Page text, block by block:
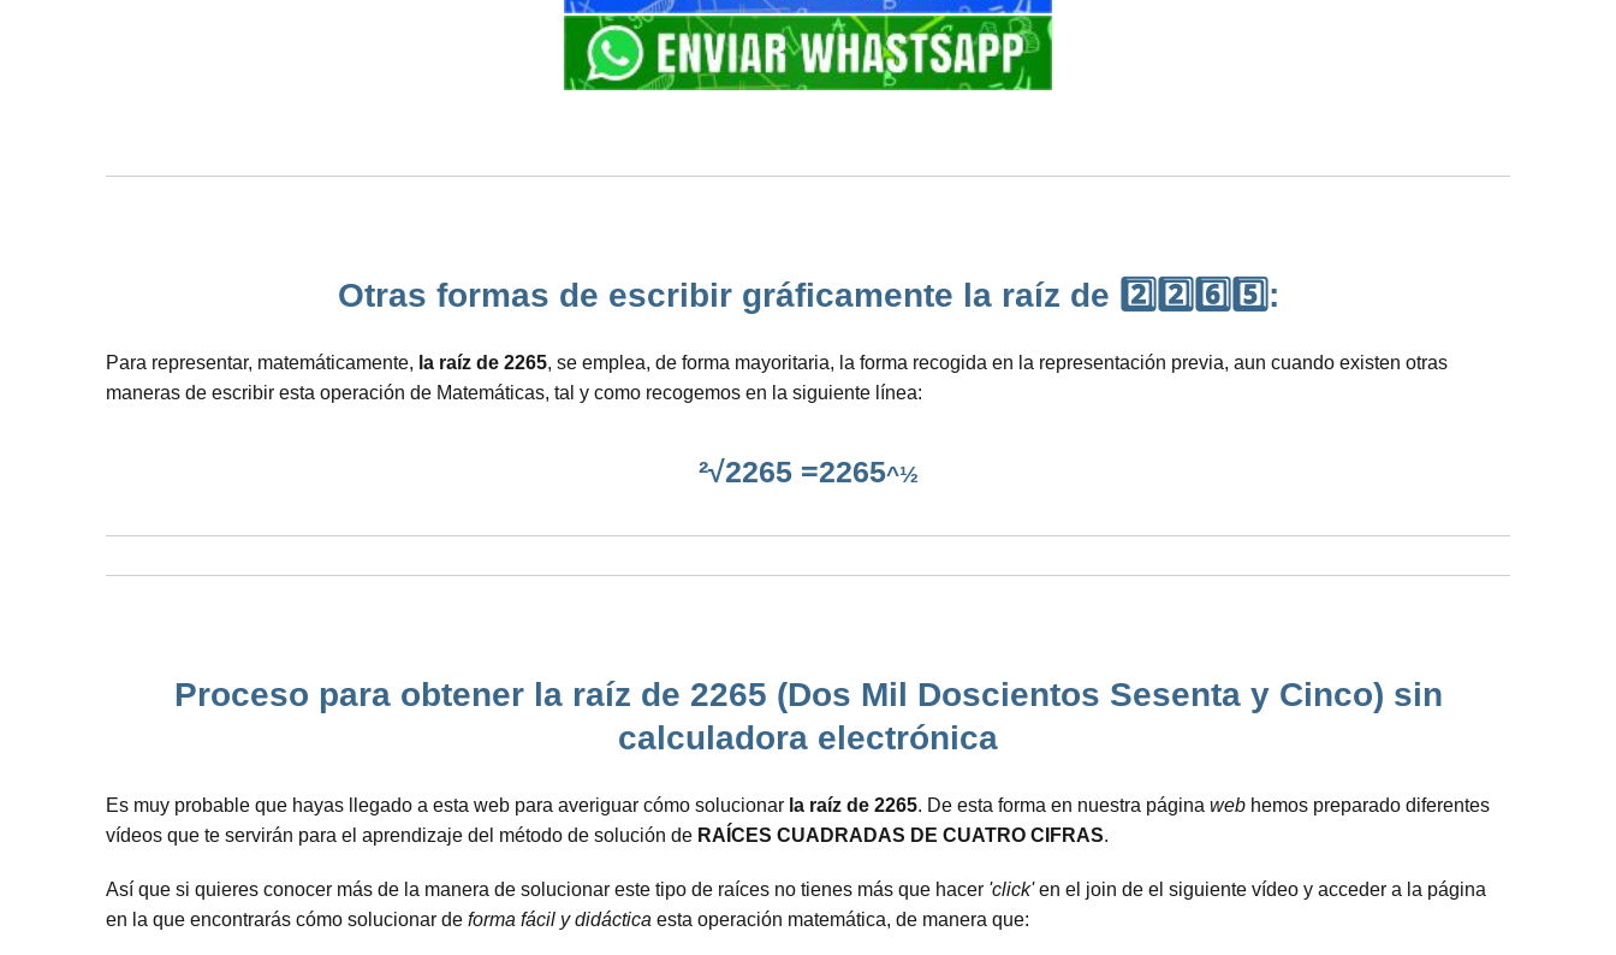
Otras formas de escribir gráficamente la raíz de 2️⃣2️⃣6️⃣5️⃣:
Para representar, matemáticamente, la raíz de 2265, se emplea, de forma mayoritaria, la forma recogida en la representación previa, aun cuando existen otras
maneras de escribir esta operación de Matemáticas, tal y como recogemos en la siguiente línea:
²√2265 =2265^½
Proceso para obtener la raíz de 2265 (Dos Mil Doscientos Sesenta y Cinco) sin
calculadora electrónica
Es muy probable que hayas llegado a esta web para averiguar cómo solucionar la raíz de 2265. De esta forma en nuestra página web hemos preparado diferentes
vídeos que te servirán para el aprendizaje del método de solución de RAÍCES CUADRADAS DE CUATRO CIFRAS.
Así que si quieres conocer más de la manera de solucionar este tipo de raíces no tienes más que hacer 'click'en el join de el siguiente vídeo y acceder a la página
en la que encontrarás cómo solucionar de forma fácil y didáctica esta operación matemática, de manera que: